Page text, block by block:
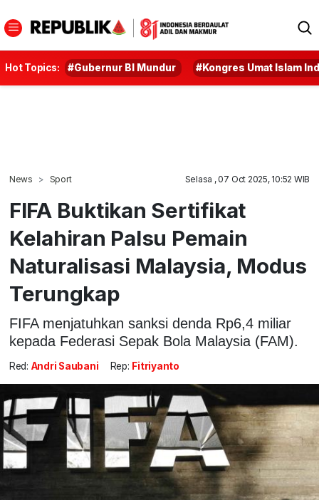
Hot Topics: #Gubernur BI Mundur #Kongres Umat Islam
News Sport Selasa , 07 Oct 2025, 10:52 WIB
FIFA Buktikan Sertifikat
Kelahiran Palsu Pemain
Naturalisasi Malaysia, Modus
Terungkap
FIFA menjatuhkan sanksi denda Rp6,4 miliar
kepada Federasi Sepak Bola Malaysia (FAM).
Red: Andri Saubani Rep: Fitriyanto